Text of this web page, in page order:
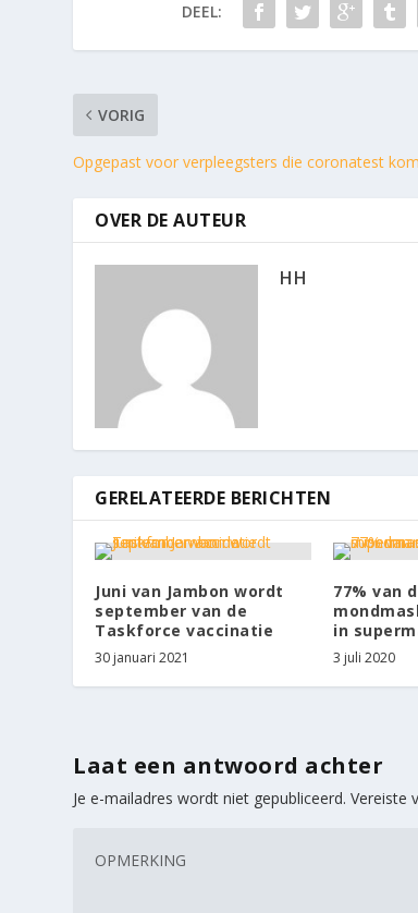
DEEL:
VORIG
Opgepast voor verpleegsters die coronatest
OVER DE AUTEUR
HH
GERELATEERDE BERICHTEN
Juni van Jambon wordt
september van de
Taskforce vaccinatie
30 januari 2021
77% van
in
3 juli 2020
Laat een antwoord achter
Je e-mailadres wordt niet gepubliceerd. Vereiste